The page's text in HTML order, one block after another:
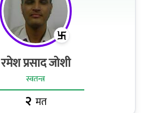
रमेश प्रसाद जोशी
स्वतन्त्र
२ मत